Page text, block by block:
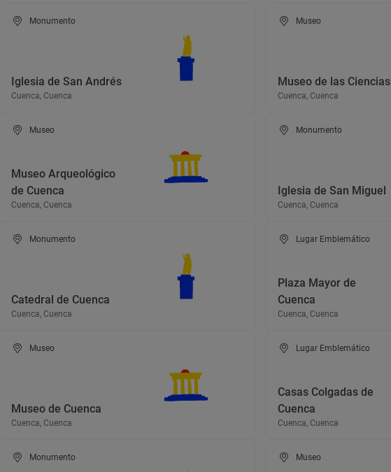
Monumento
Iglesia de San Andrés
Cuenca, Cuenca
Museo
Museo de las Ciencias
Cuenca, Cuenca
Museo
Museo Arqueológico
de Cuenca
Cuenca, Cuenca
Monumento
Iglesia de San Miguel
Cuenca, Cuenca
Monumento
Catedral de Cuenca
Cuenca, Cuenca
Lugar Emblemático
Plaza Mayor de
Cuenca
Cuenca, Cuenca
Museo
Museo de Cuenca
Cuenca, Cuenca
Lugar Emblemático
Casas Colgadas de
Cuenca
Cuenca, Cuenca
Monumento Museo